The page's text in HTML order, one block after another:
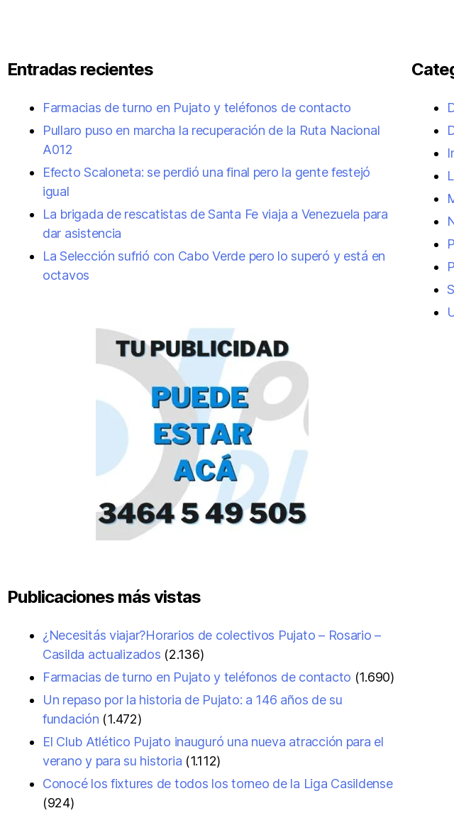
Entradas recientes
Farmacias de turno en Pujato y teléfonos de contacto
Pullaro puso en marcha la recuperación de la Ruta Nacional
A012
Efecto Scaloneta: se perdió una final pero la gente festejó
igual
La brigada de rescatistas de Santa Fe viaja a Venezuela para
dar asistencia
La Selección sufrió con Cabo Verde pero lo superó y está en
octavos
Publicaciones más vistas
¿Necesitás viajar?Horarios de colectivos Pujato – Rosario –
Casilda actualizados (2.136)
Farmacias de turno en Pujato y teléfonos de contacto (1.690)
Un repaso por la historia de Pujato: a 146 años de su
fundación (1.472)
El Club Atlético Pujato inauguró una nueva atracción para el
verano y para su historia (1.112)
Conocé los fixtures de todos los torneo de la Liga Casildense
(924)